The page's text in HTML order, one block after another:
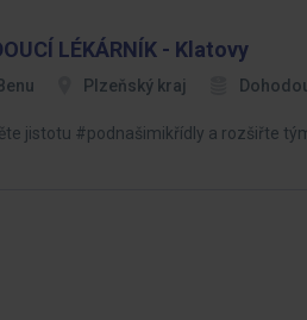
LÉKÁRNÍK - Klatovy
Benu Plzeňský kraj
jistotu #podnašimikřídly a rozšiřte